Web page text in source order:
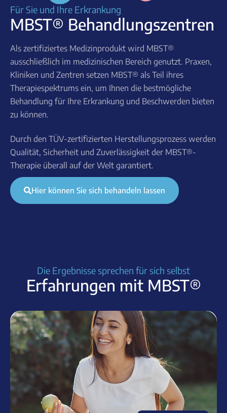
Für Sie und Ihre Erkrankung
MBST® Behandlungszentren
Als zertifiziertes Medizinprodukt wird MBST®
ausschließlich im medizinischen Bereich genutzt. Praxen,
Kliniken und Zentren setzen MBST® als Teil ihres
Therapiespektrums ein, um Ihnen die bestmögliche
Behandlung für Ihre Erkrankung und Beschwerden bieten
zu können.
Durch den TÜV-zertifizierten Herstellungsprozess werden
Qualität, Sicherheit und Zuverlässigkeit der MBST®-
Therapie überall auf der Welt garantiert.
Hier können Sie sich behandeln lassen
Die Ergebnisse sprechen für sich selbst
Erfahrungen mit MBST®